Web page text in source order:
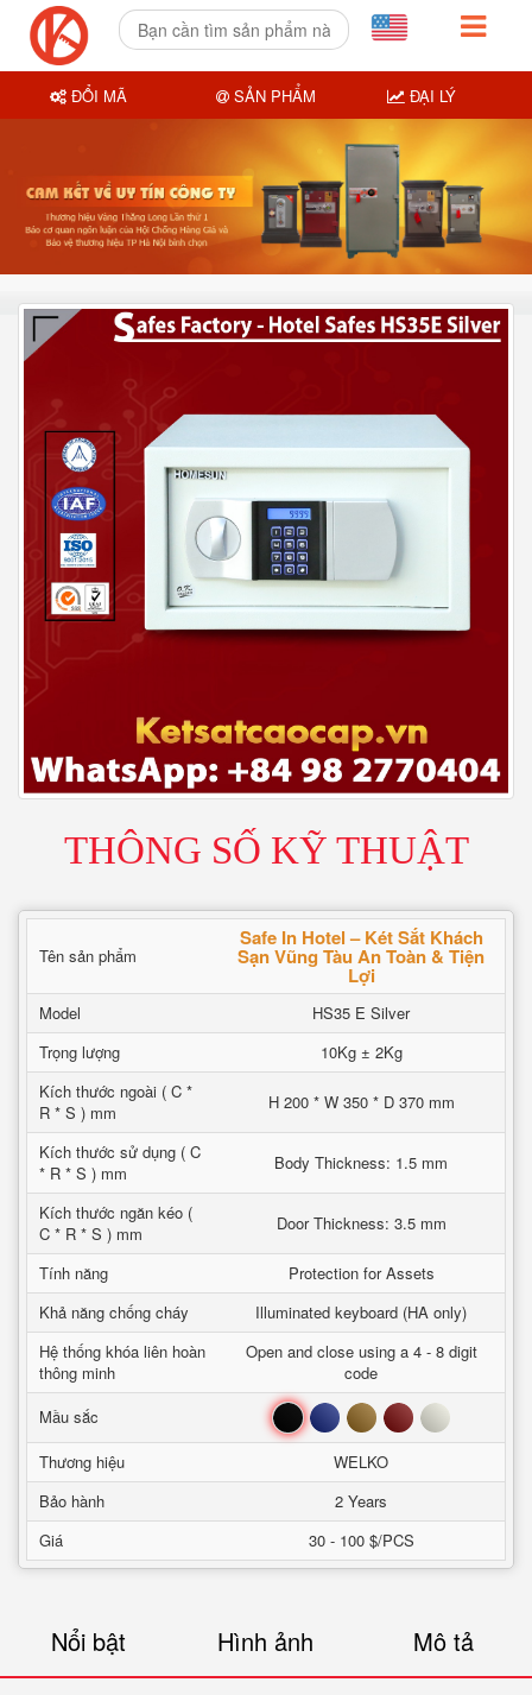
THÔNG SỐ KỸ THUẬT
Tên sản phẩm
Safe In Hotel – Két Sắt Khách
Sạn Vũng Tàu An Toàn & Tiện
Lợi
Model
HS35 E Silver
Trọng lượng
10Kg ± 2Kg
Kích thước ngoài ( C *
R * S ) mm
H 200 * W 350 * D 370 mm
Kích thước sử dụng ( C
* R * S ) mm
Body Thickness: 1.5 mm
Kích thước ngăn kéo (
C * R * S ) mm
Door Thickness: 3.5 mm
Tính năng
Protection for Assets
Khả năng chống cháy
Illuminated keyboard (HA only)
Hệ thống khóa liên hoàn
thông minh
Open and close using a 4 - 8 digit
code
Mầu sắc
Đen Xanh Nâu Đỏ Trắng
Thương hiệu
WELKO
Bảo hành
2 Years
Giá
30 - 100 $/PCS
Nổi bật Hình ảnh Mô tả
ĐỔI MÃ SẢN PHẨM ĐẠI LÝ